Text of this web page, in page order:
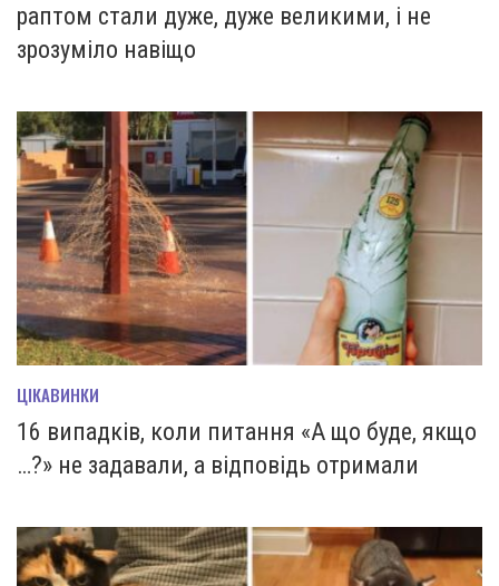
раптом стали дуже, дуже великими, і не
зрозуміло навіщо
ЦІКАВИНКИ
16 випадків, коли питання «А що буде, якщо
…?» не задавали, а відповідь отримали